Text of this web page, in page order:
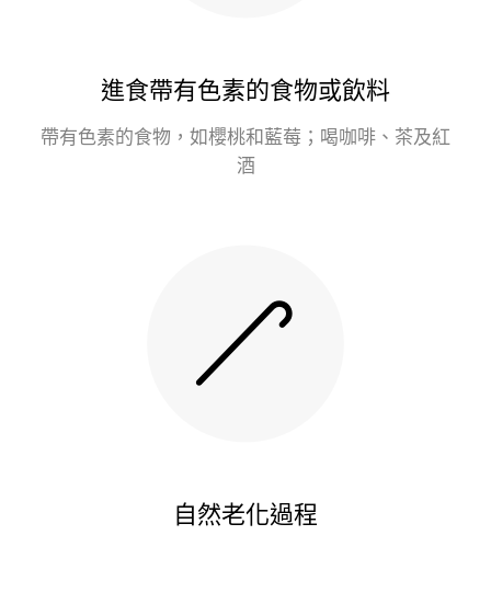
進食帶有色素的食物或飲料
帶有色素的食物，如櫻桃和藍莓；喝咖啡、茶及紅
酒
自然老化過程